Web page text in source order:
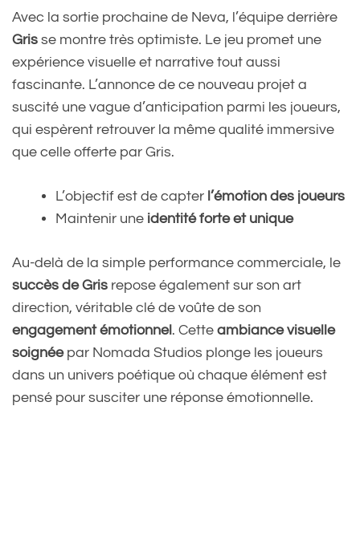
Avec la sortie prochaine de Neva, l’équipe derrière
Gris se montre très optimiste. Le jeu promet une
expérience visuelle et narrative tout aussi
fascinante. L’annonce de ce nouveau projet a
suscité une vague d’anticipation parmi les joueurs,
qui espèrent retrouver la même qualité immersive
que celle offerte par Gris.
L’objectif est de capter l’émotion des joueurs
Maintenir une identité forte et unique
Au-delà de la simple performance commerciale, le
succès de Gris repose également sur son art
direction, véritable clé de voûte de son
engagement émotionnel . Cette ambiance visuelle
soignéepar Nomada Studios plonge les joueurs
dans un univers poétique où chaque élément est
pensé pour susciter une réponse émotionnelle.